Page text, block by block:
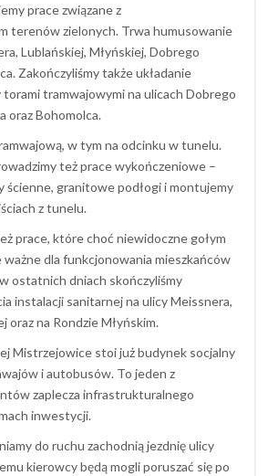
prace związane z
terenów zielonych. Trwa humusowanie
Lublańskiej, Młyńskiej, Dobrego
Zakończyliśmy także układanie
torami tramwajowymi na ulicach Dobrego
oraz Bohomolca.
w tym na odcinku w tunelu.
też prace wykończeniowe –
ścienne, granitowe podłogi i montujemy
z tunelu.
prace, które choć niewidoczne gołym
ważne dla funkcjonowania mieszkańców
ostatnich dniach skończyliśmy
instalacji sanitarnej na ulicy Meissnera,
oraz na Rondzie Młyńskim.
Mistrzejowice stoi już budynek socjalny
i autobusów. To jeden z
zaplecza infrastrukturalnego
inwestycji.
do ruchu zachodnią jezdnię ulicy
kierowcy będą mogli poruszać się po